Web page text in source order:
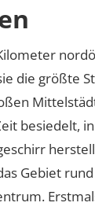
die größte
besiedelt,
Gebiet